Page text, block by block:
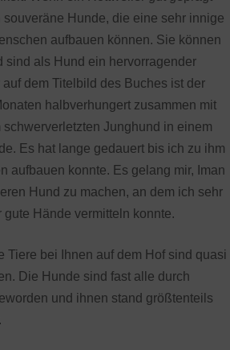
Hunde, die eine sehr innige
aufbauen können. Sie können
sind als Hund ein hervorragender
auf dem Titelbild des Buches ist der
halbverhungert zusammen mit
Junghund in einem
Es hat lange gedauert bis ich zu ihm
aufbauen konnte. Es gelang mir, Iman
Hund zu machen, an dem ich sehr
gute Hände vermitteln konnte.
Tiere bei Ihnen auf dem Hof sind quasi
Die Hunde sind fast alle durch
und ihnen stand größtenteils